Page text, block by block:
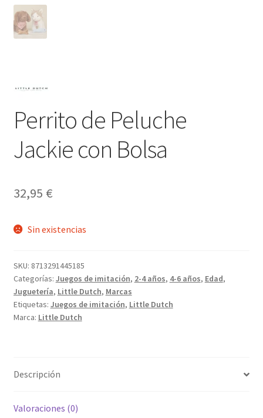
Perrito de Peluche
Jackie con Bolsa
32,95 €
Sin existencias
SKU: 8713291445185
Categorías: Juegos de imitación, 2-4 años, 4-6 años, Edad,
Juguetería, Little Dutch, Marcas
Etiquetas: Juegos de imitación, Little Dutch
Marca: Little Dutch
Descripción
Valoraciones (0)